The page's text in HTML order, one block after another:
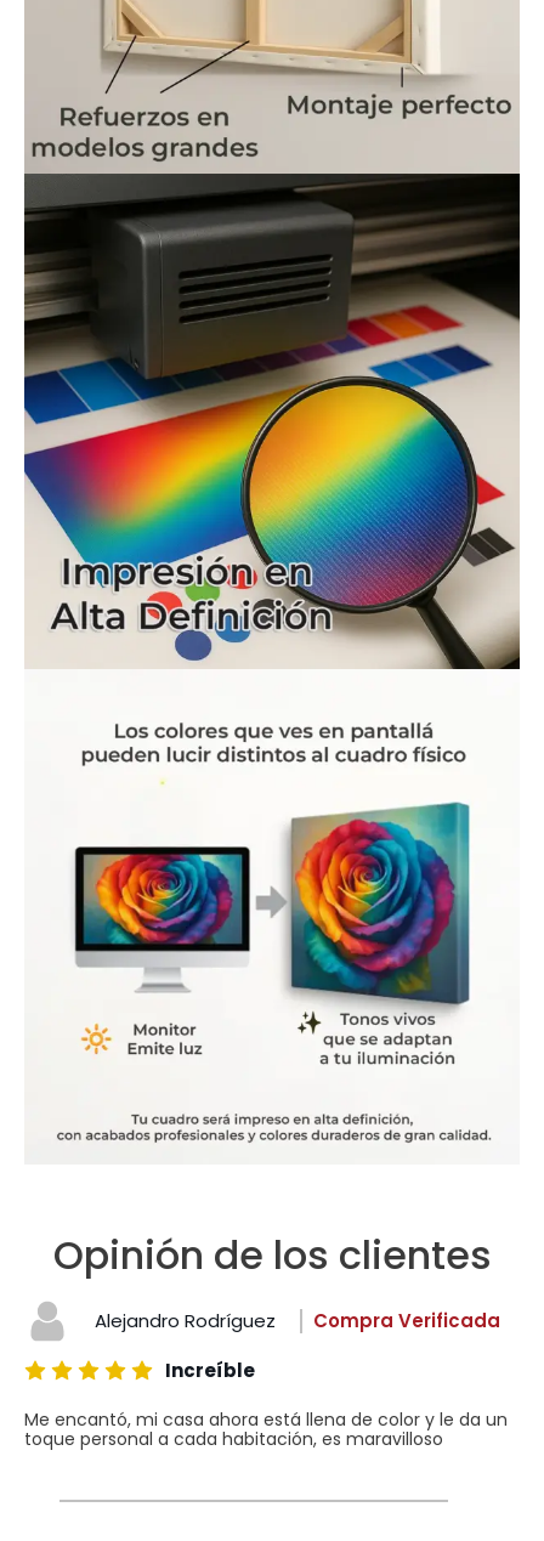
Opinión de los clientes
Alejandro Rodríguez
Compra Verificada
Increíble
Me encantó, mi casa ahora está llena de color y le da un
toque personal a cada habitación, es maravilloso